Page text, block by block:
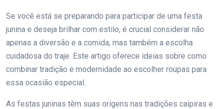
Se você está se preparando para participar de uma festa
junina e deseja brilhar com estilo, é crucial considerar não
apenas a diversão e a comida, mas também a escolha
cuidadosa do traje. Este artigo oferece ideias sobre como
combinar tradição e modernidade ao escolher roupas para
essa ocasião especial.
As festas juninas têm suas origens nas tradições caipiras e